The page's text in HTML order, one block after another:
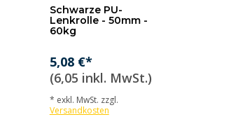
Schwarze PU-
Lenkrolle - 50mm -
60kg
5,08 €*
(6,05 inkl. MwSt.)
* exkl. MwSt. zzgl.
Versandkosten